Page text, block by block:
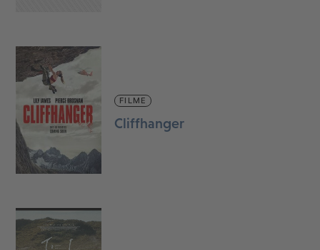
FILME
Cliffhanger